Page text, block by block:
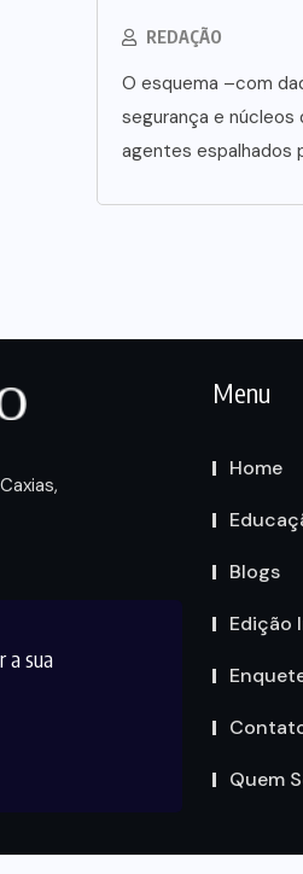
a sua
REDAÇÃO
O esquema –com
segurança e
agentes espalhados
Menu
Home
Blogs
Edição
Quem